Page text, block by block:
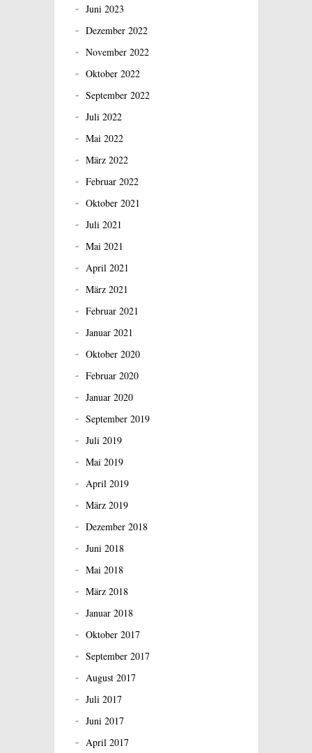
Juni 2023
Dezember 2022
November 2022
Oktober 2022
September 2022
Juli 2022
Mai 2022
März 2022
Februar 2022
Oktober 2021
Juli 2021
Mai 2021
April 2021
März 2021
Februar 2021
Januar 2021
Oktober 2020
Februar 2020
Januar 2020
September 2019
Juli 2019
Mai 2019
April 2019
März 2019
Dezember 2018
Juni 2018
Mai 2018
März 2018
Januar 2018
Oktober 2017
September 2017
August 2017
Juli 2017
Juni 2017
April 2017